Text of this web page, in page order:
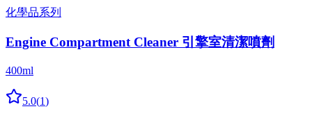
化學品系列
Engine Compartment Cleaner 引擎室清潔噴劑
400ml
5.0(1)